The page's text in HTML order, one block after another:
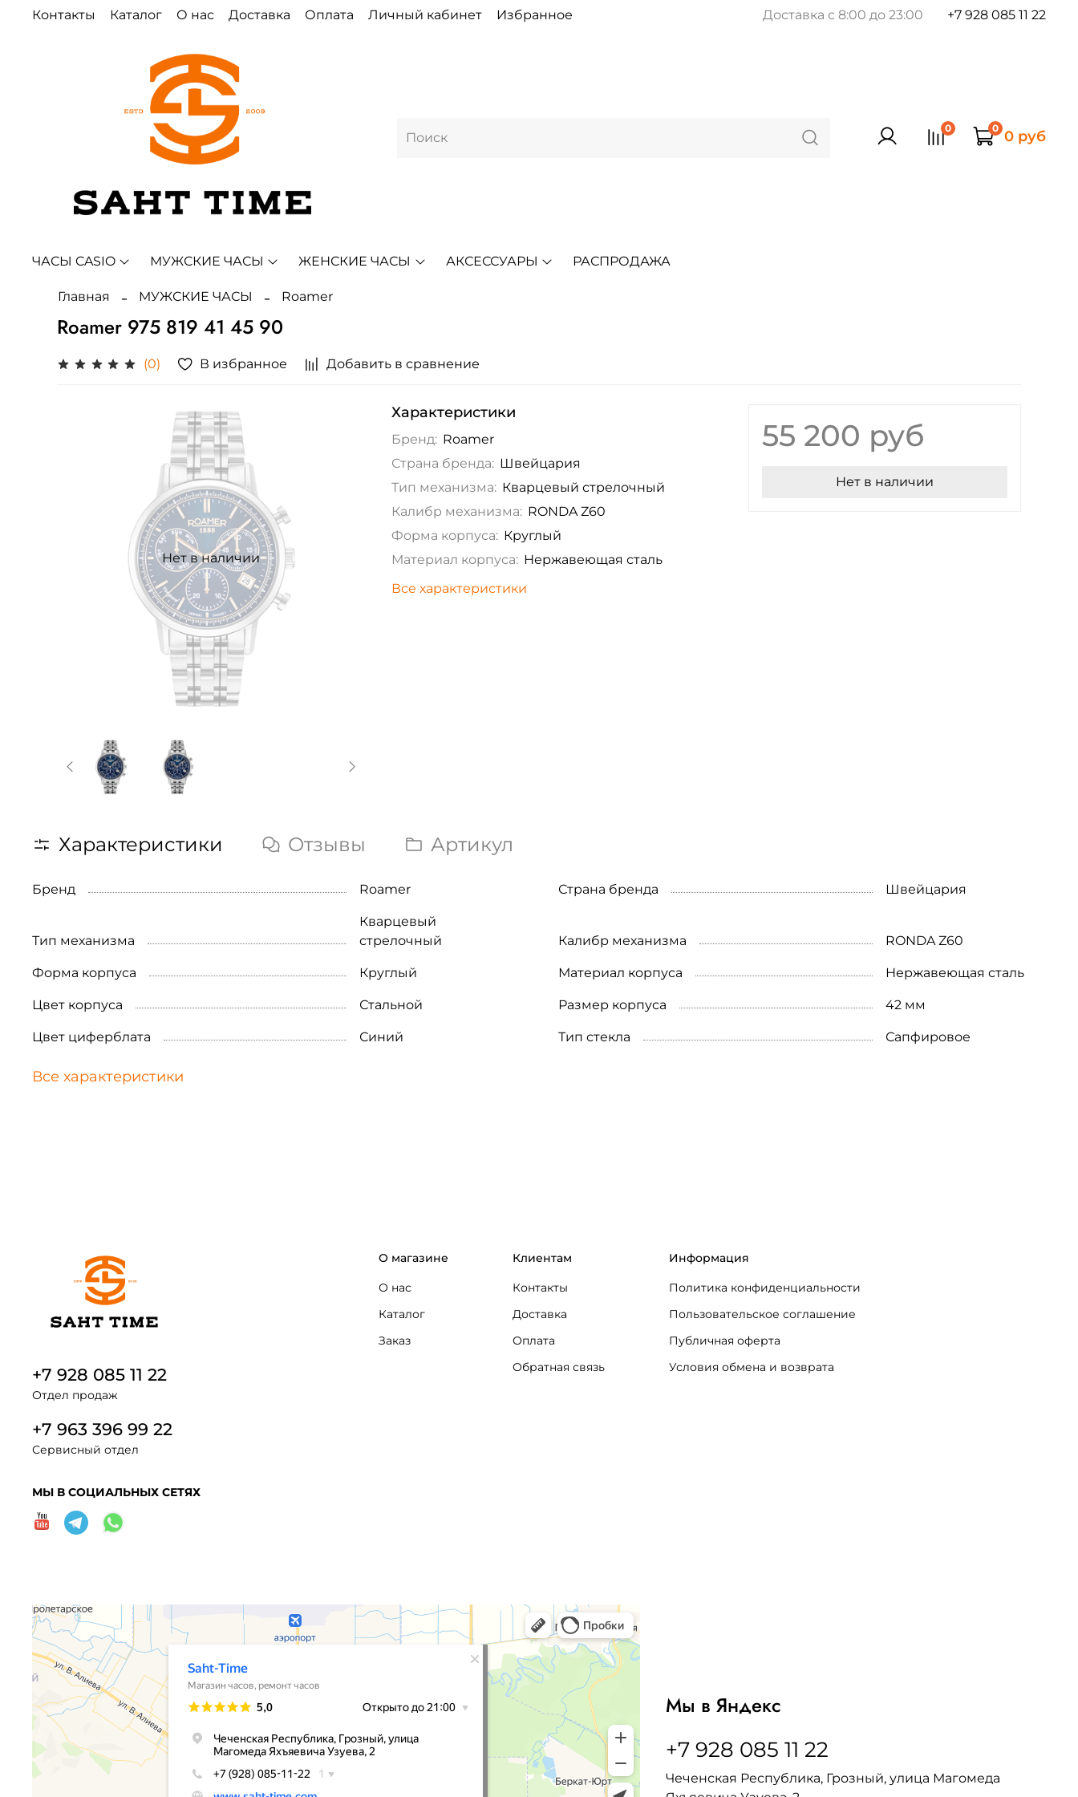
Контакты Каталог О нас Доставка Оплата Личный кабинет Избранное Доставка с 8:00 до 23:00 +7 928 085 11 22
0 0 0 руб
ЧАСЫ CASIO МУЖСКИЕ ЧАСЫ ЖЕНСКИЕ ЧАСЫ АКСЕССУАРЫ РАСПРОДАЖА
Главная МУЖСКИЕ ЧАСЫ Roamer
Roamer 975 819 41 45 90
(0) В избранное Добавить в сравнение
Нет в наличии
Характеристики
Бренд: Roamer
Страна бренда: Швейцария
Тип механизма: Кварцевый стрелочный
Калибр механизма: RONDA Z60
Форма корпуса: Круглый
Материал корпуса: Нержавеющая сталь
Все характеристики
55 200 руб
Нет в наличии
Характеристики Отзывы Артикул
Бренд Roamer Страна бренда Швейцария
Тип механизма
Кварцевый
стрелочный
Калибр механизма RONDA Z60
Форма корпуса Круглый Материал корпуса Нержавеющая сталь
Цвет корпуса Стальной Размер корпуса 42 мм
Цвет циферблата Синий Тип стекла Сапфировое
Все характеристики
О магазине
О нас
Каталог
Заказ
Клиентам
Контакты
Доставка
Оплата
Обратная связь
Информация
Политика конфиденциальности
Пользовательское соглашение
Публичная оферта
Условия обмена и возврата
+7 928 085 11 22
Отдел продаж
+7 963 396 99 22
Сервисный отдел
МЫ В СОЦИАЛЬНЫХ СЕТЯХ
Мы в Яндекс
+7 928 085 11 22
Чеченская Республика, Грозный, улица Магомеда